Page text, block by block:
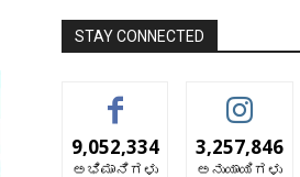
STAY CONNECTED
9,052,334
ಅಭಿಮಾನಿಗಳು
3,257,846
ಅನುಯಾಯಿಗಳು